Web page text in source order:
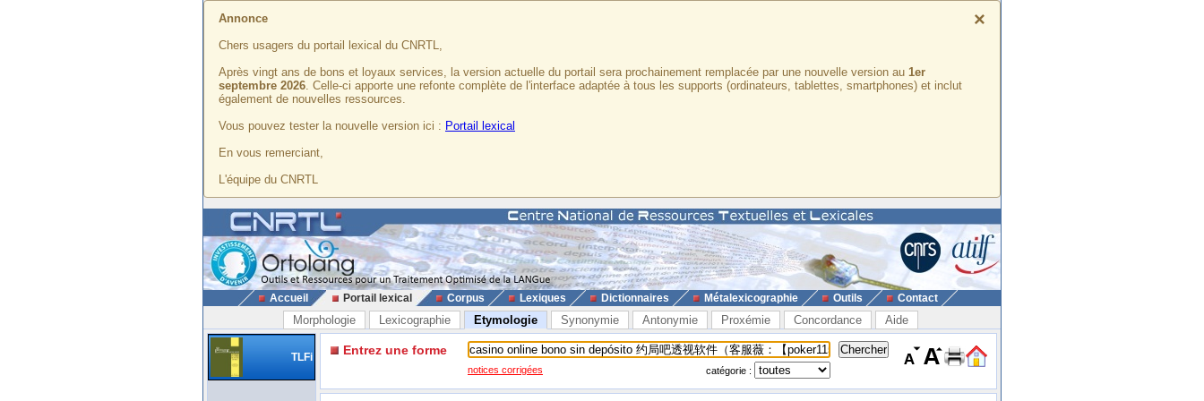
×
Annonce
Chers usagers du portail lexical du CNRTL,
Après vingt ans de bons et loyaux services, la version actuelle du portail sera prochainement remplacée par une nouvelle version au 1er
septembre 2026. Celle-ci apporte une refonte complète de l'interface adaptée à tous les supports (ordinateurs, tablettes, smartphones) et inclut
également de nouvelles ressources.
Vous pouvez tester la nouvelle version ici : Portail lexical
En vous remerciant,
L'équipe du CNRTL
Accueil Portail lexical Corpus Lexiques Dictionnaires Métalexicographie Outils Contact
Morphologie Lexicographie Etymologie Synonymie Antonymie Proxémie Concordance Aide
TLFi Entrez une forme
notices corrigées catégorie :